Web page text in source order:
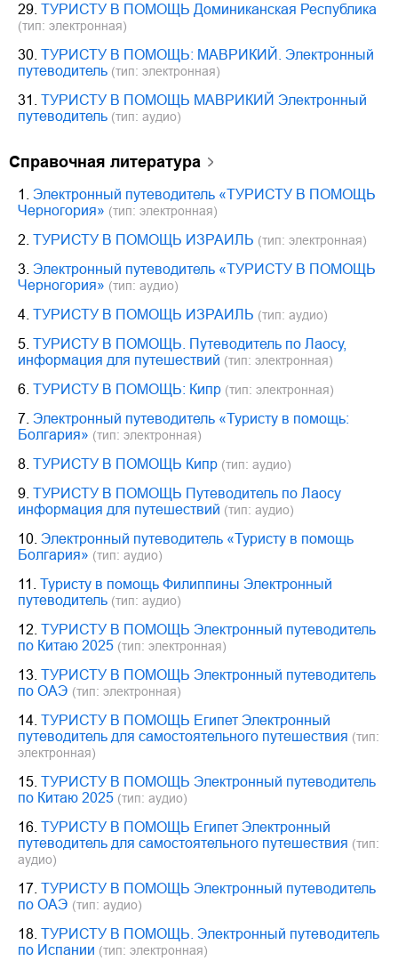
29. ТУРИСТУ В ПОМОЩЬ Доминиканская Республика
(тип: электронная)
30. ТУРИСТУ В ПОМОЩЬ: МАВРИКИЙ. Электронный
путеводитель (тип: электронная)
31. ТУРИСТУ В ПОМОЩЬ МАВРИКИЙ Электронный
путеводитель (тип: аудио)
справочная литература
1. Электронный путеводитель «ТУРИСТУ В ПОМОЩЬ
Черногория» (тип: электронная)
2. ТУРИСТУ В ПОМОЩЬ ИЗРАИЛЬ (тип: электронная)
3. Электронный путеводитель «ТУРИСТУ В ПОМОЩЬ
Черногория» (тип: аудио)
4. ТУРИСТУ В ПОМОЩЬ ИЗРАИЛЬ (тип: аудио)
5. ТУРИСТУ В ПОМОЩЬ. Путеводитель по Лаосу,
информация для путешествий (тип: электронная)
6. ТУРИСТУ В ПОМОЩЬ: Кипр (тип: электронная)
7. Электронный путеводитель «Туристу в помощь:
Болгария» (тип: электронная)
8. ТУРИСТУ В ПОМОЩЬ Кипр (тип: аудио)
9. ТУРИСТУ В ПОМОЩЬ Путеводитель по Лаосу
информация для путешествий (тип: аудио)
10. Электронный путеводитель «Туристу в помощь
Болгария» (тип: аудио)
11. Туристу в помощь Филиппины Электронный
путеводитель (тип: аудио)
12. ТУРИСТУ В ПОМОЩЬ Электронный путеводитель
по Китаю 2025 (тип: электронная)
13. ТУРИСТУ В ПОМОЩЬ Электронный путеводитель
по ОАЭ (тип: электронная)
14. ТУРИСТУ В ПОМОЩЬ Египет Электронный
путеводитель для самостоятельного путешествия (тип:
электронная)
15. ТУРИСТУ В ПОМОЩЬ Электронный путеводитель
по Китаю 2025 (тип: аудио)
16. ТУРИСТУ В ПОМОЩЬ Египет Электронный
путеводитель для самостоятельного путешествия (тип:
аудио)
17. ТУРИСТУ В ПОМОЩЬ Электронный путеводитель
по ОАЭ (тип: аудио)
18. ТУРИСТУ В ПОМОЩЬ. Электронный путеводитель
по Испании (тип: электронная)